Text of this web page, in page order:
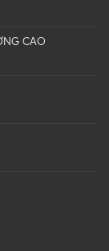
CAO